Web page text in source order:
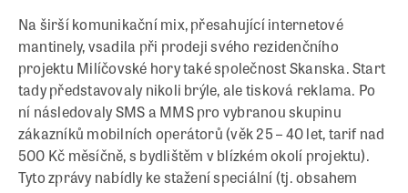
Na širší komunikační mix, přesahující internetové
mantinely, vsadila při prodeji svého rezidenčního
projektu Milíčovské hory také společnost Skanska. Start
tady představovaly nikoli brýle, ale tisková reklama. Po
ní následovaly SMS a MMS pro vybranou skupinu
zákazníků mobilních operátorů (věk 25 – 40 let, tarif nad
500 Kč měsíčně, s bydlištěm v blízkém okolí projektu).
Tyto zprávy nabídly ke stažení speciální (tj. obsahem